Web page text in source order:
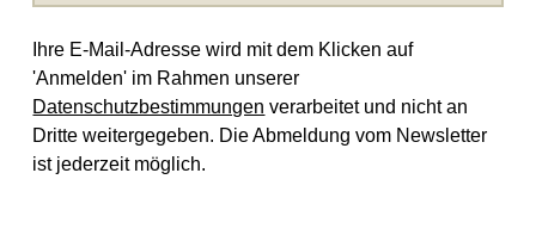
Ihre E-Mail-Adresse wird mit dem Klicken auf
'Anmelden' im Rahmen unserer
Datenschutzbestimmungen verarbeitet und nicht an
Dritte weitergegeben. Die Abmeldung vom Newsletter
ist jederzeit möglich.